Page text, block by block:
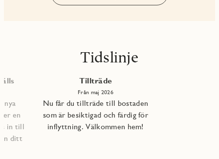
Tidslinje
nya
en
in till
ditt
Tillträde
Från maj 2026
Nu får du tillträde till bostaden
som är besiktigad och färdig för
inflyttning. Välkommen hem!